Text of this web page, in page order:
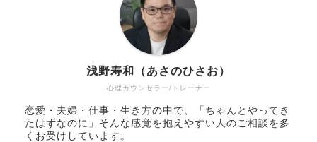
心理カウンセラー/トレーナー
浅野寿和（あさのひさお）
恋愛・夫婦・仕事・生き方の中で、「ちゃんとやってき
たはずなのに」そんな感覚を抱えやすい人のご相談を多
くお受けしています。